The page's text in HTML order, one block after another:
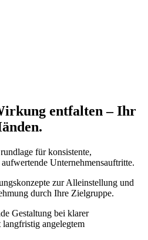
entfalten – Ihr
für konsistente,
Unternehmensauftritte.
zur Alleinstellung und
durch Ihre Zielgruppe.
Gestaltung bei klarer
angelegtem